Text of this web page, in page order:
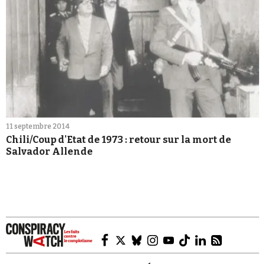
11 septembre 2014
Chili/Coup d'Etat de 1973 : retour sur la mort de
Salvador Allende